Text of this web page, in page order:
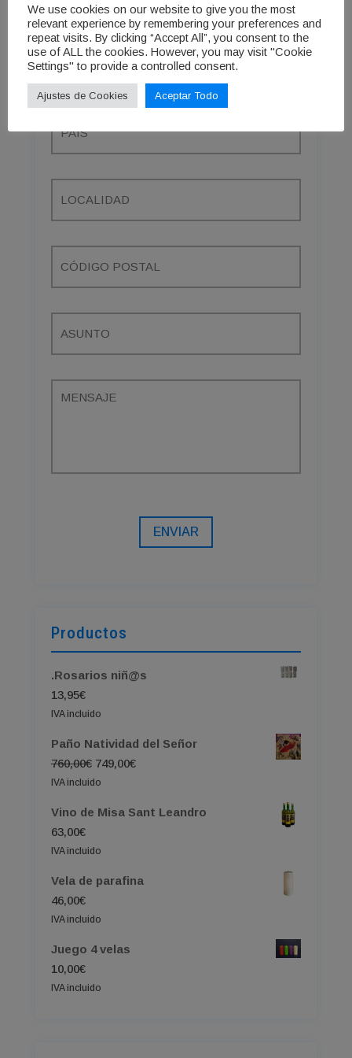
ENVIAR
Productos
.Rosarios niñ@s
13,95€
IVA incluido
Paño Natividad del Señor
760,00€ El
precio
749,00€El
IVA incluido
Vino de Misa Sant Leandro
63,00€
IVA incluido
Vela de parafina
46,00€
IVA incluido
Juego 4 velas
10,00€
IVA incluido
We use cookies on our website to give you the most
relevant experience by remembering your preferences and
repeat visits. By clicking “Accept All”, you consent to the
use of ALL the cookies. However, you may visit "Cookie
Settings" to provide a controlled consent.
Ajustes de Cookies Aceptar Todo